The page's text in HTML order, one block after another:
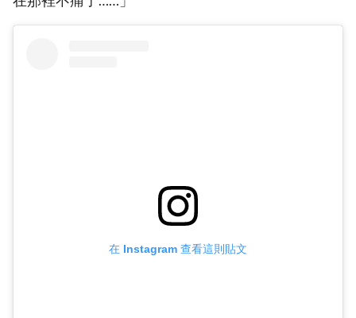
在 Instagram 查看這則貼文